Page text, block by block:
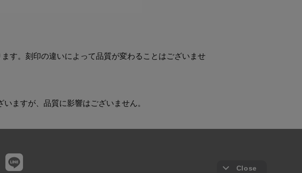
す。刻印の違いによって品質が変わることはございませ
ますが、品質に影響はございません。